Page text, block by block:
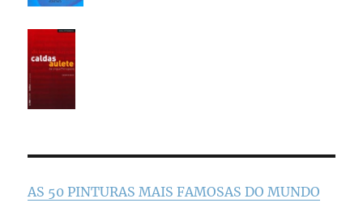
AS 50 PINTURAS MAIS FAMOSAS DO MUNDO